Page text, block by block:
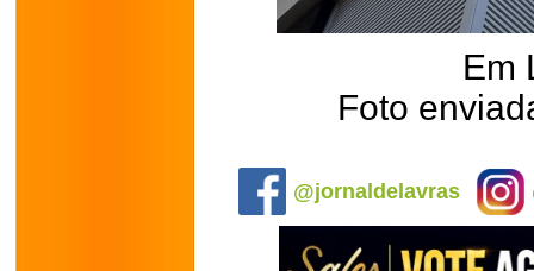
Em
Foto
@jornaldelavras